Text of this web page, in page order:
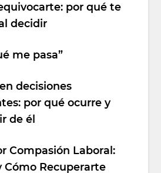
por qué te
decidir
me pasa”
decisiones
por qué ocurre y
de él
Compasión Laboral:
Cómo Recuperarte